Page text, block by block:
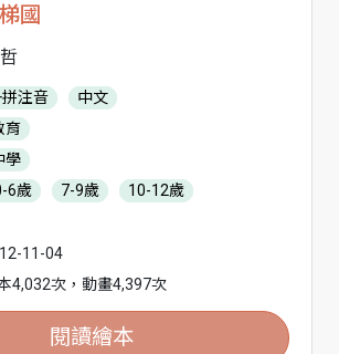
國
注音
中文
育
學
6歲 7-9歲
10-12歲
11-04
4,032次，動畫4,397次
閱讀繪本